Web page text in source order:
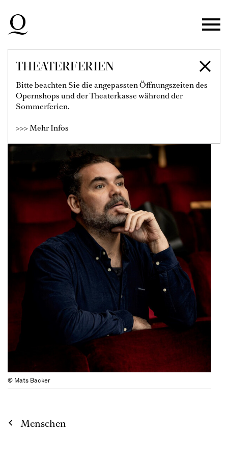
Zur Hauptnavigation springen
Zum Hauptinhalt springen
Zum Footer springen
THEATERFERIEN
Bitte beachten Sie die angepassten Öffnungszeiten des
Opernshops und der Theaterkasse während der
Sommerferien.
>>> Mehr Infos
DANIEL KRAMER
© Mats Backer
Menschen